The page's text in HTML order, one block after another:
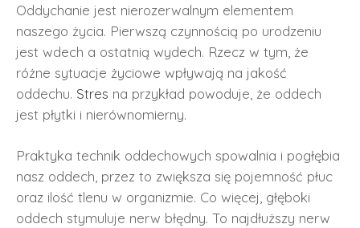
Oddychanie jest nierozerwalnym elementem
naszego życia. Pierwszą czynnością po urodzeniu
jest wdech a ostatnią wydech. Rzecz w tym, że
różne sytuacje życiowe wpływają na jakość
oddechu. Stres na przykład powoduje, że oddech
jest płytki i nierównomierny.
Praktyka technik oddechowych spowalnia i pogłębia
nasz oddech, przez to zwiększa się pojemność płuc
oraz ilość tlenu w organizmie. Co więcej, głęboki
oddech stymuluje nerw błędny. To najdłuższy nerw